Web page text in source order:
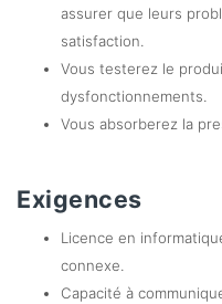
assurer que leurs
satisfaction.
Vous testerez le
dysfonctionnements.
Vous absorberez la
Exigences
Licence en
connexe.
Capacité à